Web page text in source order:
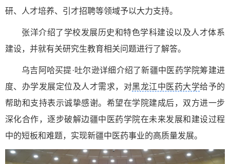
研、人才培养、引才招聘等领域予以大力支持。
张洋介绍了学校发展历史和特色学科建设以及人才体系
建设，并就有关研究生教育相关问题进行了解答。
乌吉阿哈买提·吐尔逊详细介绍了新疆中医药学院筹建进
度、办学发展定位及人才需求，对黑龙江中医药大学给予的
帮助和支持表示诚挚感谢。希望在学院建成后，双方进一步
深化合作，逐步破解边疆中医药学院在未来发展和建设过程
中的短板和难题，实现新疆中医药事业的高质量发展。